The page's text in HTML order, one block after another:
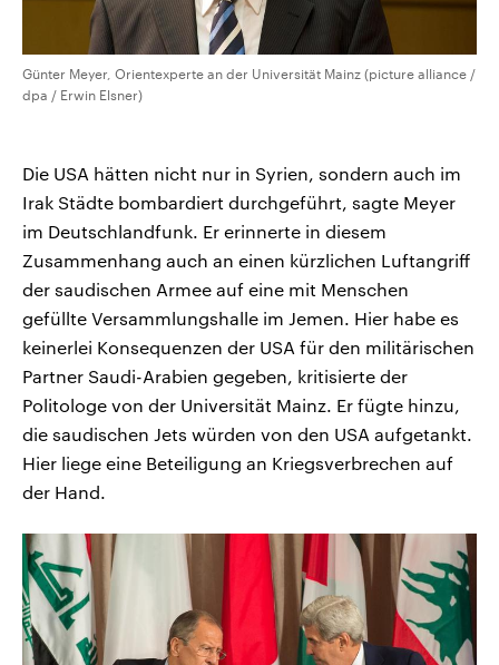
Günter Meyer, Orientexperte an der Universität Mainz (picture alliance /
dpa / Erwin Elsner)
Die USA hätten nicht nur in Syrien, sondern auch im
Irak Städte bombardiert durchgeführt, sagte Meyer
im Deutschlandfunk. Er erinnerte in diesem
Zusammenhang auch an einen kürzlichen Luftangriff
der saudischen Armee auf eine mit Menschen
gefüllte Versammlungshalle im Jemen. Hier habe es
keinerlei Konsequenzen der USA für den militärischen
Partner Saudi-Arabien gegeben, kritisierte der
Politologe von der Universität Mainz. Er fügte hinzu,
die saudischen Jets würden von den USA aufgetankt.
Hier liege eine Beteiligung an Kriegsverbrechen auf
der Hand.